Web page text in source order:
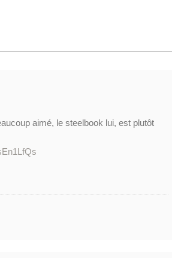
aimé, le steelbook lui, est plutôt